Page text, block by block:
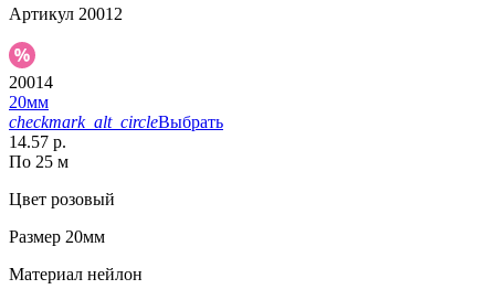
Артикул 20012
20014
20мм
checkmark_alt_circleВыбрать
14.57 р.
По 25 м
Цвет розовый
Размер 20мм
Материал нейлон